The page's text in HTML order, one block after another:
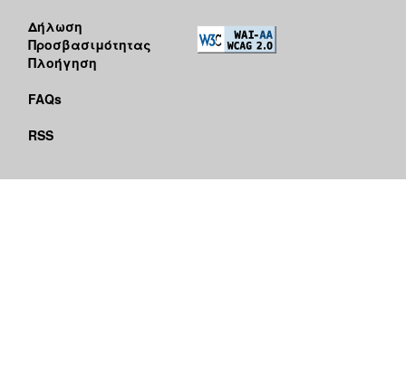
Δήλωση
Προσβασιμότητας
Πλοήγηση
FAQs
RSS